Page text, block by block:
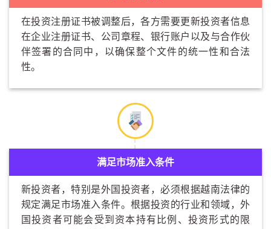
在投资注册证书被调整后，各方需要更新投资者信息
在企业注册证书、公司章程、银行账户以及与合作伙
伴签署的合同中，以确保整个文件的统一性和合法
性。
满足市场准入条件
新投资者，特别是外国投资者，必须根据越南法律的
规定满足市场准入条件。根据投资的行业和领域，外
国投资者可能会受到资本持有比例、投资形式的限